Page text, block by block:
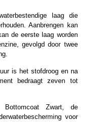
laag die
Aanbrengen kan
de eerste laag worden
gevolgd door twee
is het stofdroog en na
bedraagt zeven tot
Zwart, de
voor